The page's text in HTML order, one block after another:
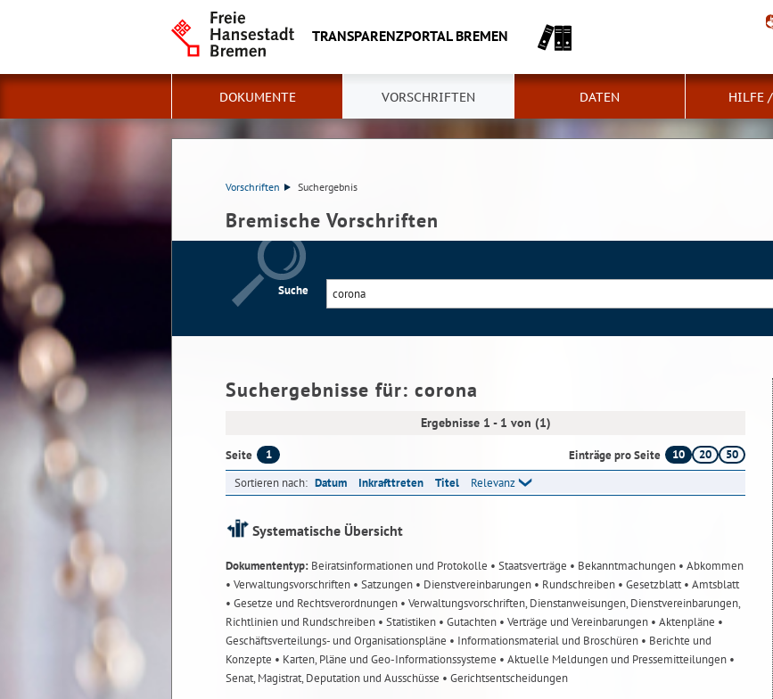
TRANSPARENZPORTAL BREMEN
DOKUMENTE VORSCHRIFTEN DATEN HILFE
Vorschriften Suchergebnis
Bremische Vorschriften
Suche
Suchergebnisse für: corona
Ergebnisse 1 - 1 von (1)
Seite 1 Einträge pro Seite 10 20
50
Sortieren nach: Datum Inkrafttreten Titel Relevanz
Systematische Übersicht
Dokumententyp: Beiratsinformationen und Protokolle • Staatsverträge • Bekanntmachungen • Abkommen
• Verwaltungsvorschriften • Satzungen • Dienstvereinbarungen • Rundschreiben • Gesetzblatt• Amtsblatt
• Gesetze und Rechtsverordnungen • Verwaltungsvorschriften, Dienstanweisungen, Dienstvereinbarungen,
Richtlinien und Rundschreiben • Statistiken • Gutachten • Verträge und Vereinbarungen • Aktenpläne •
Geschäftsverteilungs- und Organisationspläne • Informationsmaterial und Broschüren • Berichte und
Konzepte • Karten, Pläne und Geo-Informationssysteme • Aktuelle Meldungen und Pressemitteilungen •
Senat, Magistrat, Deputation und Ausschüsse • Gerichtsentscheidungen